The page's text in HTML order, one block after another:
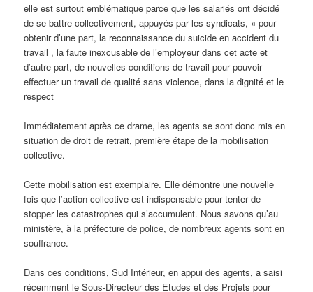
elle est surtout emblématique parce que les salariés ont décidé
de se battre collectivement, appuyés par les syndicats, « pour
obtenir d’une part, la reconnaissance du suicide en accident du
travail , la faute inexcusable de l’employeur dans cet acte et
d’autre part, de nouvelles conditions de travail pour pouvoir
effectuer un travail de qualité sans violence, dans la dignité et le
respect
Immédiatement après ce drame, les agents se sont donc mis en
situation de droit de retrait, première étape de la mobilisation
collective.
Cette mobilisation est exemplaire. Elle démontre une nouvelle
fois que l’action collective est indispensable pour tenter de
stopper les catastrophes qui s’accumulent. Nous savons qu’au
ministère, à la préfecture de police, de nombreux agents sont en
souffrance.
Dans ces conditions, Sud Intérieur, en appui des agents, a saisi
récemment le Sous-Directeur des Etudes et des Projets pour